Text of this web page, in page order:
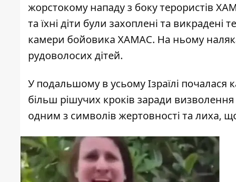
жорстокому нападу з боку терористів
та їхні діти були захоплені та
камери бойовика ХАМАС. На ньому
рудоволосих дітей.
У подальшому в усьому Ізраїлі почалася
більш рішучих кроків заради визволення
одним з символів жертовності та лиха,